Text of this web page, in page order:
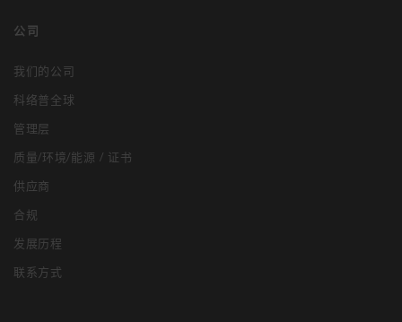
公司
我们的公司
科络普全球
管理层
质量/环境/能源 / 证书
供应商
合规
发展历程
联系方式